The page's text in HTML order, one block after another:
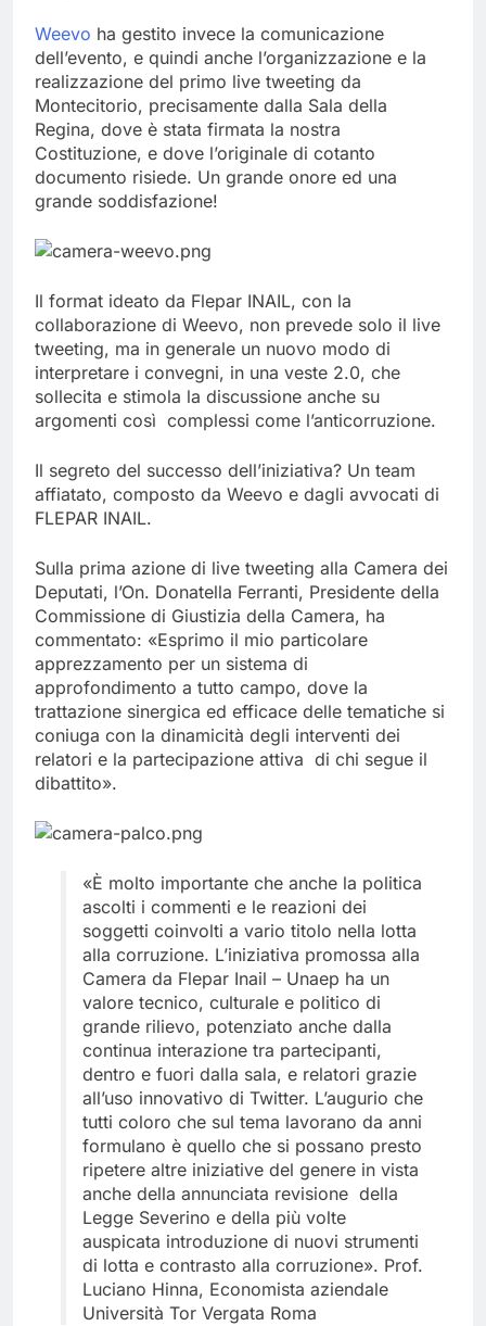
Weevo ha gestito invece la comunicazione
dell’evento, e quindi anche l’organizzazione e la
realizzazione del primo live tweeting da
Montecitorio, precisamente dalla Sala della
Regina, dove è stata firmata la nostra
Costituzione, e dove l’originale di cotanto
documento risiede. Un grande onore ed una
grande soddisfazione!
Il format ideato da Flepar INAIL, con la
collaborazione di Weevo, non prevede solo il live
tweeting, ma in generale un nuovo modo di
interpretare i convegni, in una veste 2.0, che
sollecita e stimola la discussione anche su
argomenti così complessi come l’anticorruzione.
Il segreto del successo dell’iniziativa? Un team
affiatato, composto da Weevo e dagli avvocati di
FLEPAR INAIL.
Sulla prima azione di live tweeting alla Camera dei
Deputati, l’On. Donatella Ferranti, Presidente della
Commissione di Giustizia della Camera, ha
commentato: «Esprimo il mio particolare
apprezzamento per un sistema di
approfondimento a tutto campo, dove la
trattazione sinergica ed efficace delle tematiche si
coniuga con la dinamicità degli interventi dei
relatori e la partecipazione attiva di chi segue il
dibattito».
«È molto importante che anche la politica
ascolti i commenti e le reazioni dei
soggetti coinvolti a vario titolo nella lotta
alla corruzione. L’iniziativa promossa alla
Camera da Flepar Inail – Unaep ha un
valore tecnico, culturale e politico di
grande rilievo, potenziato anche dalla
continua interazione tra partecipanti,
dentro e fuori dalla sala, e relatori grazie
all’uso innovativo di Twitter. L’augurio che
tutti coloro che sul tema lavorano da anni
formulano è quello che si possano presto
ripetere altre iniziative del genere in vista
anche della annunciata revisione della
Legge Severino e della più volte
auspicata introduzione di nuovi strumenti
di lotta e contrasto alla corruzione». Prof.
Luciano Hinna, Economista aziendale
Università Tor Vergata Roma